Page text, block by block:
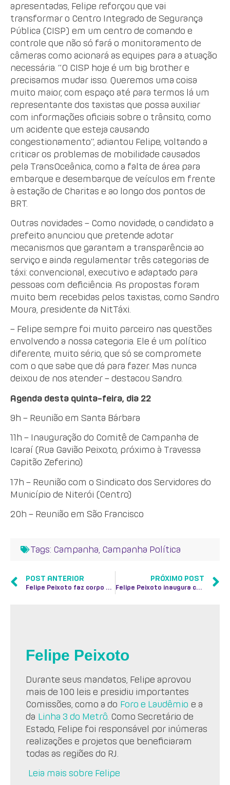
apresentadas, Felipe reforçou que vai
transformar o Centro Integrado de Segurança
Pública (CISP) em um centro de comando e
controle que não só fará o monitoramento de
câmeras como acionará as equipes para a atuação
necessária. “O CISP hoje é um big brother e
precisamos mudar isso. Queremos uma coisa
muito maior, com espaço até para termos lá um
representante dos taxistas que possa auxiliar
com informações oficiais sobre o trânsito, como
um acidente que esteja causando
congestionamento”, adiantou Felipe, voltando a
criticar os problemas de mobilidade causados
pela TransOceânica, como a falta de área para
embarque e desembarque de veículos em frente
à estação de Charitas e ao longo dos pontos de
BRT.
Outras novidades – Como novidade, o candidato a
prefeito anunciou que pretende adotar
mecanismos que garantam a transparência ao
serviço e ainda regulamentar três categorias de
táxi: convencional, executivo e adaptado para
pessoas com deficiência. As propostas foram
muito bem recebidas pelos taxistas, como Sandro
Moura, presidente da NitTáxi.
– Felipe sempre foi muito parceiro nas questões
envolvendo a nossa categoria. Ele é um político
diferente, muito sério, que só se compromete
com o que sabe que dá para fazer. Mas nunca
deixou de nos atender – destacou Sandro.
Agenda desta quinta-feira, dia 22
9h – Reunião em Santa Bárbara
11h – Inauguração do Comitê de Campanha de
Icaraí (Rua Gavião Peixoto, próximo à Travessa
Capitão Zeferino)
17h – Reunião com o Sindicato dos Servidores do
Município de Niterói (Centro)
20h – Reunião em São Francisco
Tags: Campanha Campanha Política
POST ANTERIOR
Felipe Peixoto faz corpo a corpo no Centro e Icaraí
PRÓXIMO POST
Felipe Peixoto inaugura comitê em Icaraí e recebe servidores municipais
Felipe Peixoto
Durante seus mandatos, Felipe aprovou
mais de 100 leis e presidiu importantes
Comissões, como a do Foro e Laudêmio e a
da Linha 3 do Metrô . Como Secretário de
Estado, Felipe foi responsável por inúmeras
realizações e projetos que beneficiaram
todas as regiões do RJ.
Leia mais sobre Felipe